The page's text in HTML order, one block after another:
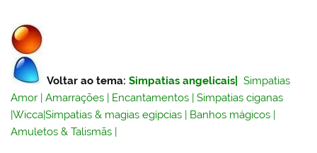
Voltar ao tema: Simpatias angelicais
Simpatias
Amor |Amarrações Encantamentos |Simpatias ciganas
|Wicca|Simpatias & magias egípcias Banhos mágicos
Amuletos & Talismãs